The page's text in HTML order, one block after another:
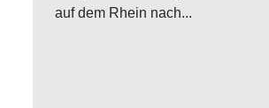
auf dem Rhein nach...